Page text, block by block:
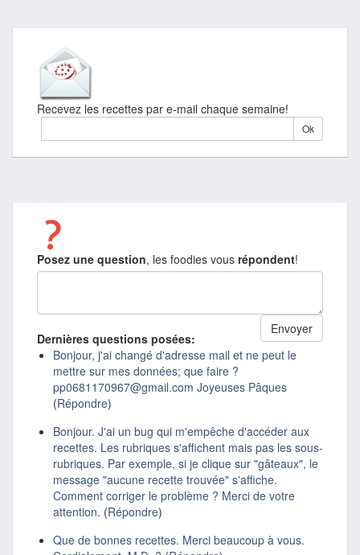
Recevez les recettes par e-mail chaque semaine!
Posez une question, les foodies vous répondent!
Dernières questions posées:
Bonjour, j'ai changé d'adresse mail et ne peut le
mettre sur mes données; que faire ?
pp0681170967@gmail.com Joyeuses Pâques
(Répondre)
Bonjour. J'ai un bug qui m'empêche d'accéder aux
recettes. Les rubriques s'affichent mais pas les sous-
rubriques. Par exemple, si je clique sur "gâteaux", le
message "aucune recette trouvée" s'affiche.
Comment corriger le problème ? Merci de votre
attention. (Répondre)
Que de bonnes recettes. Merci beaucoup à vous.